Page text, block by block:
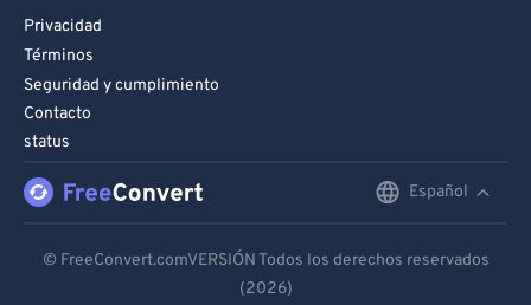
Privacidad
Términos
Seguridad y cumplimiento
Contacto
status
Español
Español
© FreeConvert.comVERSIÓN Todos los derechos reservados
(2026)